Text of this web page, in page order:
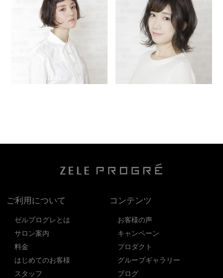
ご利用について
ゼルプログレとは
サロン案内
料金
はじめてのお客様
スタッフ
コンテンツ
お客様の声
キャンペーン
プロダクト
グループギャラリー
ブログ